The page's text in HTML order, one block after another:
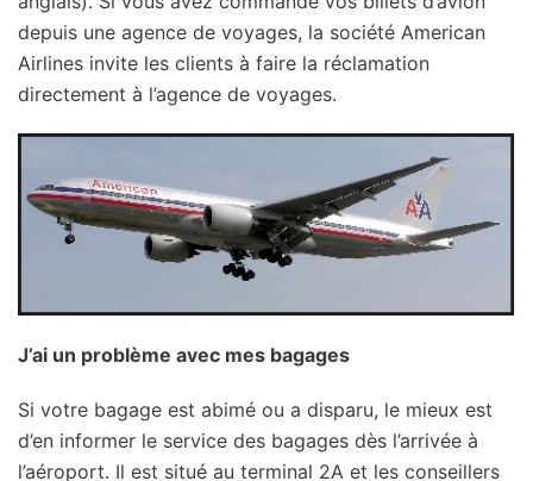
depuis une agence de voyages, la société American
Airlines invite les clients à faire la réclamation
directement à l’agence de voyages.
J’ai un problème avec mes bagages
Si votre bagage est abimé ou a disparu, le mieux est
d’en informer le service des bagages dès l’arrivée à
l’aéroport. Il est situé au terminal 2A et les conseillers